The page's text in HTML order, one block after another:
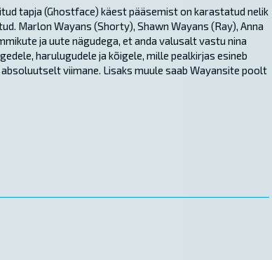
tapja (Ghostface) käest pääsemist on karastatud nelik
Marlon Wayans (Shorty), Shawn Wayans (Ray), Anna
ja uute nägudega, et anda valusalt vastu nina
harulugudele ja kõigele, mille pealkirjas esineb
absoluutselt viimane. Lisaks muule saab Wayansite poolt